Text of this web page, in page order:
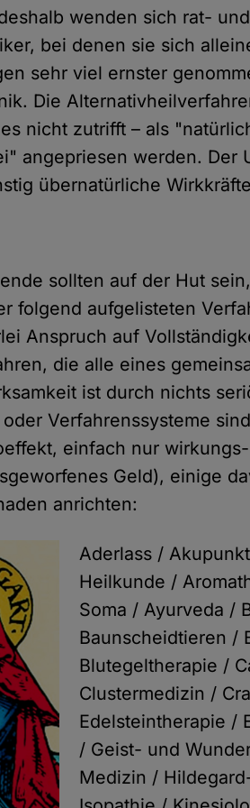
wenden sich rat-
bei denen sie sich
sehr viel ernster
Die
nicht zutrifft – als
angepriesen werden. Der
übernatürliche
sollten auf der Hut
folgend aufgelisteten
Anspruch auf
die alle eines
ist durch nichts
Verfahrenssysteme
einfach nur
Geld), einige
anrichten:
Aderlass /
Heilkunde /
Soma / Ayurveda /
Baunscheidtieren /
Blutegeltherapie /
Clustermedizin /
Edelsteintherapie /
/ Geist- und
Medizin /